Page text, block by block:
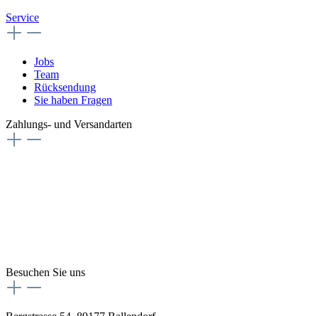
Service
Jobs
Team
Rücksendung
Sie haben Fragen
Zahlungs- und Versandarten
Besuchen Sie uns